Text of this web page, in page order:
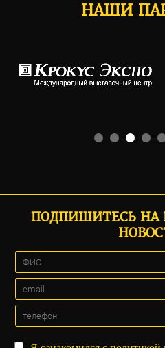
НАШИ
ПОДПИШИТЕСЬ НА